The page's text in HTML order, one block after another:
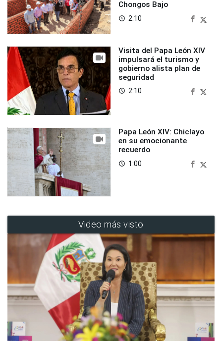
Chongos Bajo
access_time 2:10
Visita del Papa León XIV
impulsará el turismo y
gobierno alista plan de
seguridad
access_time 2:10
Papa León XIV: Chiclayo
en su emocionante
recuerdo
access_time 1:00
Video más visto